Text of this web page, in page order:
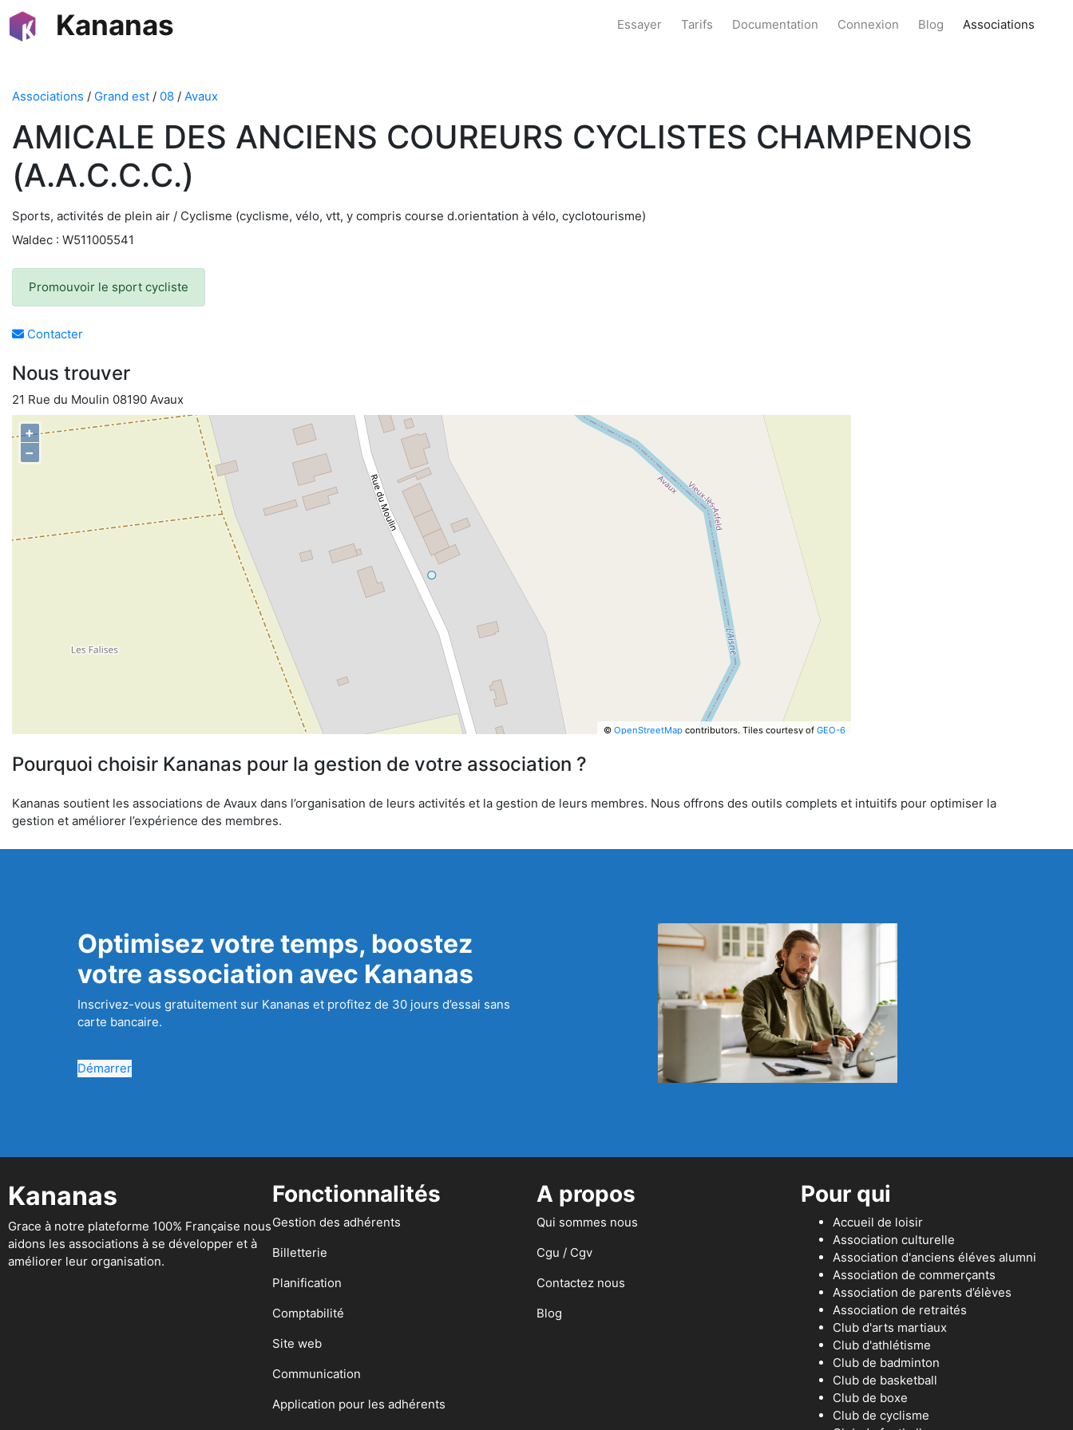
Kananas Essayer Tarifs Documentation Connexion Blog Associations
Associations / Grand est / 08 / Avaux
AMICALE DES ANCIENS COUREURS CYCLISTES CHAMPENOIS
(A.A.C.C.C.)
Sports, activités de plein air / Cyclisme (cyclisme, vélo, vtt, y compris course d.orientation à vélo, cyclotourisme)
Waldec : W511005541
Promouvoir le sport cycliste
Contacter
Nous trouver
21 Rue du Moulin 08190 Avaux
+
−
© OpenStreetMapcontributors. Tiles courtesy of GEO-6
Pourquoi choisir Kananas pour la gestion de votre association ?
Kananas soutient les associations de Avaux dans l’organisation de leurs activités et la gestion de leurs membres. Nous offrons des outils complets et intuitifs pour optimiser la
gestion et améliorer l’expérience des membres.
Optimisez votre temps, boostez
votre association avec Kananas
Inscrivez-vous gratuitement sur Kananas et profitez de 30 jours d’essai sans
carte bancaire.
Démarrer
Kananas
Grace à notre plateforme 100% Française nous
aidons les associations à se développer et à
améliorer leur organisation.
Fonctionnalités
Gestion des adhérents
Billetterie
Planification
Comptabilité
Site web
Communication
Application pour les adhérents
A propos
Qui sommes nous
Cgu / Cgv
Contactez nous
Blog
Pour qui
Accueil de loisir
Association culturelle
Association d'anciens éléves alumni
Association de commerçants
Association de parents d’élèves
Association de retraités
Club d'arts martiaux
Club d'athlétisme
Club de badminton
Club de basketball
Club de boxe
Club de cyclisme